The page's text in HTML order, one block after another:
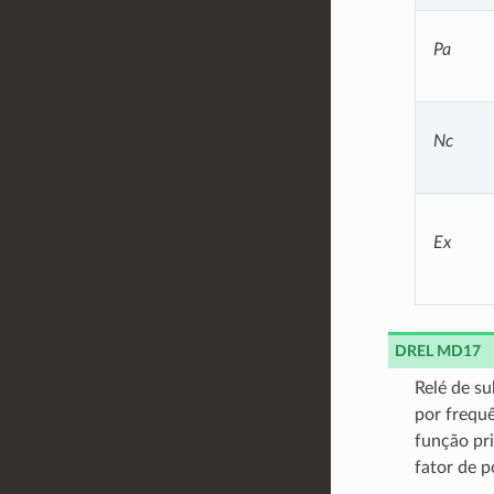
Pa
Nc
Ex
DREL MD17
Relé de
por
função
fator de